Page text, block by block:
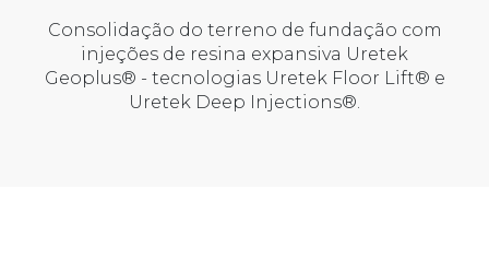
Consolidação do terreno de fundação com
injeções de resina expansiva Uretek
Geoplus® - tecnologias Uretek Floor Lift® e
Uretek Deep Injections®.